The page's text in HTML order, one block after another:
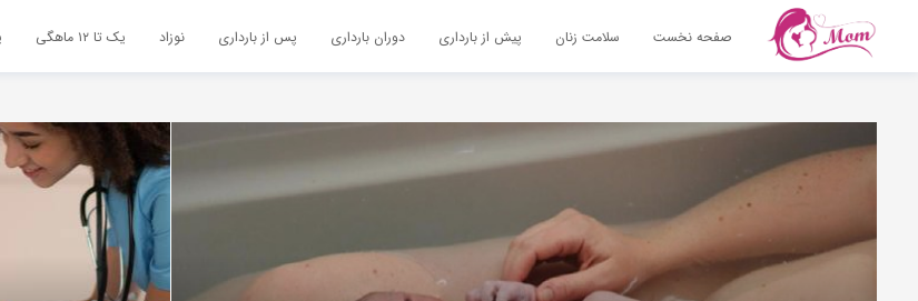
صفحه نخست سلامت زنان پیش از بارداری دوران بارداری پس از بارداری نوزاد یک تا ۱۲ ماهگی